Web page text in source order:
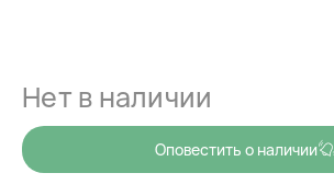
Нет в наличии
Оповестить о наличии